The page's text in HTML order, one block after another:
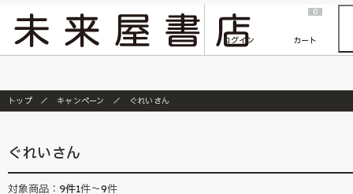
『ONE PIECE magazine 021 ONE PIECEカード付き同梱版』発売延期のご案内
ログイン
0
カート
トップ キャンペーン ぐれいさん
ぐれいさん
対象商品： 9件1件～9件